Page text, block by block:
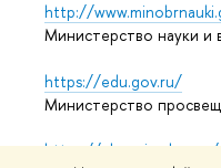
http://
Министерство науки и
https://edu.gov.ru/
Министерство
https://